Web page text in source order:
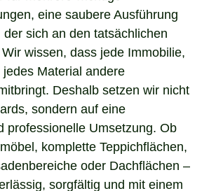
eine saubere Ausführung
sich an den tatsächlichen
wissen, dass jede Immobilie,
Material andere
Deshalb setzen wir nicht
sondern auf eine
professionelle Umsetzung. Ob
komplette Teppichflächen,
oder Dachflächen –
sorgfältig und mit einem